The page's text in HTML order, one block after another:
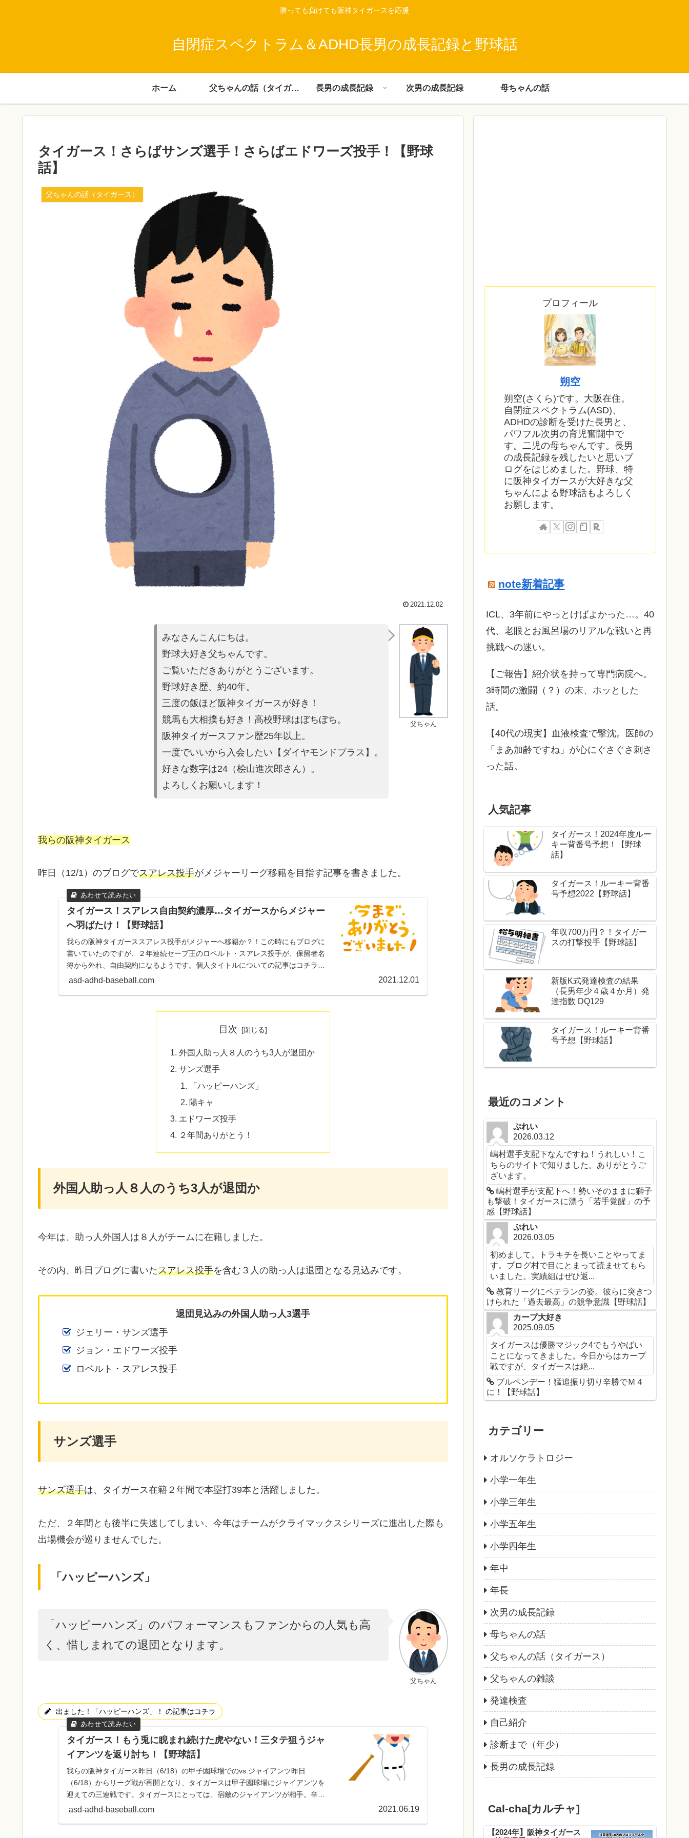
勝っても負けても阪神タイガースを応援
自閉症スペクトラム＆ADHD長男の成長記録と野球話
ホーム 父ちゃんの話（タイガース） 長男の成長記録 次男の成長記録 母ちゃんの話
タイガース！さらばサンズ選手！さらばエドワーズ投手！【野球
話】
父ちゃんの話（タイガース）
2021.12.02
父ちゃん
みなさんこんにちは。
野球大好き父ちゃんです。
ご覧いただきありがとうございます。
野球好き歴、約40年。
三度の飯ほど阪神タイガースが好き！
競馬も大相撲も好き！高校野球はぼちぼち。
阪神タイガースファン歴25年以上。
一度でいいから入会したい【ダイヤモンドプラス】。
好きな数字は24（桧山進次郎さん）。
よろしくお願いします！
我らの阪神タイガース
昨日（12/1）のブログでスアレス投手がメジャーリーグ移籍を目指す記事を書きました。
タイガース！スアレス自由契約濃厚…タイガースからメジャー
へ羽ばたけ！【野球話】
我らの阪神タイガーススアレス投手がメジャーへ移籍か？！この時にもブログに
書いていたのですが、２年連続セーブ王のロベルト・スアレス投手が、保留者名
簿から外れ、自由契約になるようです。個人タイトルについての記事はコチラで
す憧れのメジャーリーグ移...
asd-adhd-baseball.com 2021.12.01
目次
外国人助っ人８人のうち3人が退団か
サンズ選手
「ハッピーハンズ」
陽キャ
エドワーズ投手
２年間ありがとう！
外国人助っ人８人のうち3人が退団か
今年は、助っ人外国人は８人がチームに在籍しました。
その内、昨日ブログに書いたスアレス投手を含む３人の助っ人は退団となる見込みです。
退団見込みの外国人助っ人3選手
ジェリー・サンズ選手
ジョン・エドワーズ投手
ロベルト・スアレス投手
サンズ選手
サンズ選手は、タイガース在籍２年間で本塁打39本と活躍しました。
ただ、２年間とも後半に失速してしまい、今年はチームがクライマックスシリーズに進出した際も
出場機会が巡りませんでした。
「ハッピーハンズ」
父ちゃん
「ハッピーハンズ」のパフォーマンスもファンからの人気も高
く、惜しまれての退団となります。
出ました！「ハッピーハンズ」！ の記事はコチラ
タイガース！もう兎に睨まれ続けた虎やない！三タテ狙うジャ
イアンツを返り討ち！【野球話】
我らの阪神タイガース昨日（6/18）の甲子園球場でのvs.ジャイアンツ昨日
（6/18）からリーグ戦が再開となり、タイガースは甲子園球場にジャイアンツを
迎えての三連戦です。タイガースにとっては、宿敵のジャイアンツが相手。辛酸
を舐め続けた相手、...
asd-adhd-baseball.com 2021.06.19
プロフィール
朔空
朔空(さくら)です。大阪在住。
自閉症スペクトラム(ASD)、
ADHDの診断を受けた長男と、
パワフル次男の育児奮闘中で
す。二児の母ちゃんです。長男
の成長記録を残したいと思いブ
ログをはじめました。野球、特
に阪神タイガースが大好きな父
ちゃんによる野球話もよろしく
お願します。
note新着記事
ICL、3年前にやっとけばよかった…。40
代、老眼とお風呂場のリアルな戦いと再
挑戦への迷い。
​【ご報告】紹介状を持って専門病院へ。
3時間の激闘（？）の末、ホッとした
話。
【40代の現実】血液検査で撃沈。医師の
「まあ加齢ですね」が心にぐさぐさ刺さ
った話。
人気記事
タイガース！2024年度ルー
キー背番号予想！【野球
話】
タイガース！ルーキー背番
号予想2022【野球話】
年収700万円？！タイガー
スの打撃投手【野球話】
新版K式発達検査の結果
（長男年少４歳４か月）発
達指数 DQ129
タイガース！ルーキー背番
号予想【野球話】
最近のコメント
ぷれい
2026.03.12
嶋村選手支配下なんですね！うれしい！こ
ちらのサイトで知りました。ありがとうご
ざいます。
嶋村選手が支配下へ！勢いそのままに獅子
も撃破！タイガースに漂う「若手覚醒」の予
感【野球話】
ぷれい
2026.03.05
初めまして。トラキチを長いことやってま
す。ブログ村で目にとまって読ませてもら
いました。実績組はぜひ返...
教育リーグにベテランの姿。彼らに突きつ
けられた「過去最高」の競争意識【野球話】
カープ大好き
2025.09.05
タイガースは優勝マジック4でもうやばい
ことになってきました。今日からはカープ
戦ですが、タイガースは絶...
ブルペンデー！猛追振り切り辛勝でＭ４
に！【野球話】
カテゴリー
オルソケラトロジー
小学一年生
小学三年生
小学五年生
小学四年生
年中
年長
次男の成長記録
母ちゃんの話
父ちゃんの話（タイガース）
父ちゃんの雑談
発達検査
自己紹介
診断まで（年少）
長男の成長記録
Cal-cha[カルチャ]
【2024年】阪神タイガース